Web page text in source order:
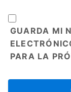
GUARDA MI
PARA LA